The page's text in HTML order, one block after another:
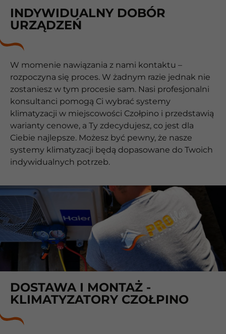
INDYWIDUALNY DOBÓR
URZĄDZEŃ
W momenie nawiązania z nami kontaktu –
rozpoczyna się proces. W żadnym razie jednak nie
zostaniesz w tym procesie sam. Nasi profesjonalni
konsultanci pomogą Ci wybrać systemy
klimatyzacji w miejscowości Czołpino i przedstawią
warianty cenowe, a Ty zdecydujesz, co jest dla
Ciebie najlepsze. Możesz być pewny, że nasze
systemy klimatyzacji będą dopasowane do Twoich
indywidualnych potrzeb.
DOSTAWA I MONTAŻ -
KLIMATYZATORY CZOŁPINO